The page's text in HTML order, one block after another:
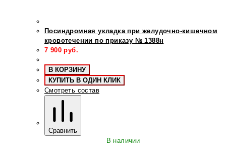
Посиндромная укладка при желудочно-кишечном
кровотечении по приказу № 1388н
7 900 руб.
В КОРЗИНУ
КУПИТЬ В ОДИН КЛИК
Смотреть состав
Сравнить
В наличии